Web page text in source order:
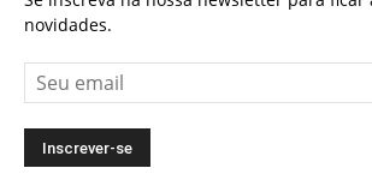
novidades.